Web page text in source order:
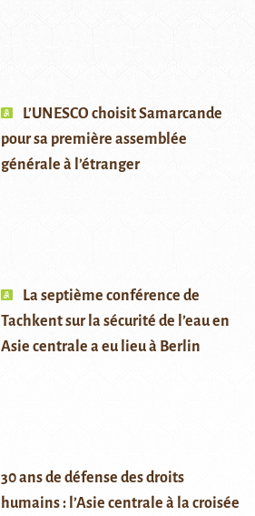
L’UNESCO choisit Samarcande
pour sa première assemblée
générale à l’étranger
La septième conférence de
Tachkent sur la sécurité de l’eau en
Asie centrale a eu lieu à Berlin
30 ans de défense des droits
humains : l’Asie centrale à la croisée